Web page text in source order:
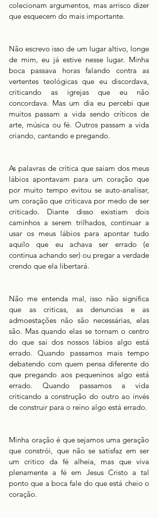
colecionam argumentos, mas arrisco dizer
que esquecem do mais importante.
Não escrevo isso de um lugar altivo, longe
de mim, eu já estive nesse lugar. Minha
boca passava horas falando contra as
vertentes teológicas que eu discordava,
criticando as igrejas que eu não
concordava. Mas um dia eu percebi que
muitos passam a vida sendo críticos de
arte, música ou fé. Outros passam a vida
criando, cantando e pregando.
As palavras de crítica que saiam dos meus
lábios apontavam para um coração que
por muito tempo evitou se auto-analisar,
um coração que criticava por medo de ser
criticado. Diante disso existiam dois
caminhos a serem trilhados, continuar a
usar os meus lábios para apontar tudo
aquilo que eu achava ser errado (e
continua achando ser) ou pregar a verdade
crendo que ela libertará.
Não me entenda mal, isso não significa
que as criticas, as denuncias e as
admoestações não são necessárias, elas
são. Mas quando elas se tornam o centro
do que sai dos nossos lábios algo está
errado. Quando passamos mais tempo
debatendo com quem pensa diferente do
que pregando aos pequeninos algo está
errado. Quando passamos a vida
criticando a construção do outro ao invés
de construir para o reino algo está errado.
Minha oração é que sejamos uma geração
que constrói, que não se satisfaz em ser
um critico da fé alheia, mas que viva
plenamente a fé em Jesus Cristo a tal
ponto que a boca fale do que está cheio o
coração.